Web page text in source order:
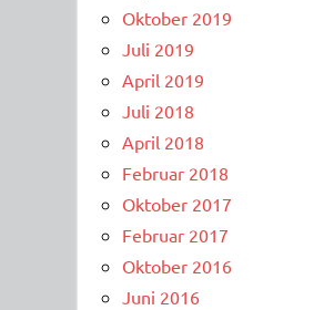
Oktober 2019
Juli 2019
April 2019
Juli 2018
April 2018
Februar 2018
Oktober 2017
Februar 2017
Oktober 2016
Juni 2016